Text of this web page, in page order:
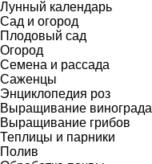
Лунный календарь
Сад и огород
Плодовый сад
Огород
Семена и рассада
Саженцы
Энциклопедия роз
Выращивание винограда
Выращивание грибов
Теплицы и парники
Полив